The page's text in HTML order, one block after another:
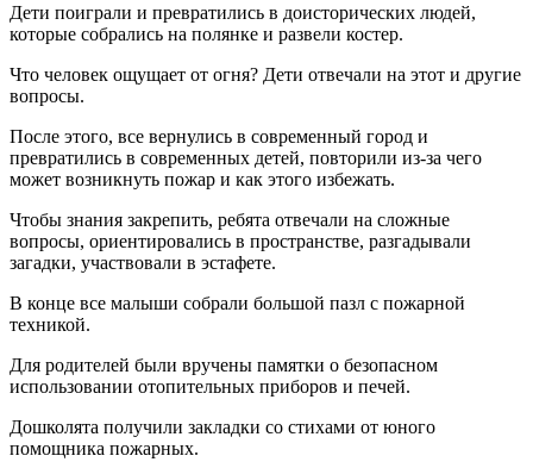
Дети поиграли и превратились в доисторических людей,
которые собрались на полянке и развели костер.
Что человек ощущает от огня? Дети отвечали на этот и другие
вопросы.
После этого, все вернулись в современный город и
превратились в современных детей, повторили из-за чего
может возникнуть пожар и как этого избежать.
Чтобы знания закрепить, ребята отвечали на сложные
вопросы, ориентировались в пространстве, разгадывали
загадки, участвовали в эстафете.
В конце все малыши собрали большой пазл с пожарной
техникой.
Для родителей были вручены памятки о безопасном
использовании отопительных приборов и печей.
Дошколята получили закладки со стихами от юного
помощника пожарных.